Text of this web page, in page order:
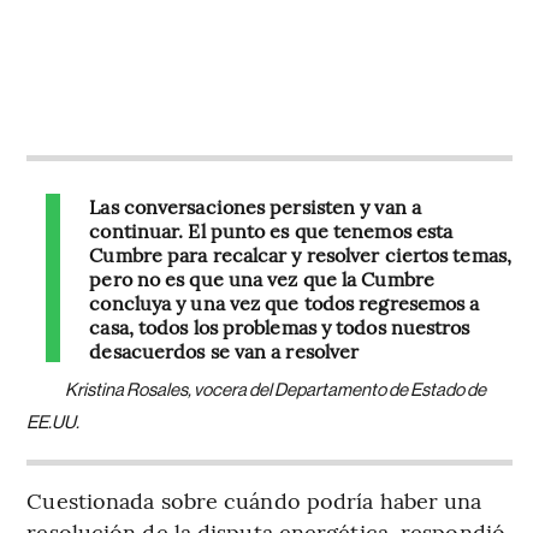
Las conversaciones persisten y van a
continuar. El punto es que tenemos esta
Cumbre para recalcar y resolver ciertos temas,
pero no es que una vez que la Cumbre
concluya y una vez que todos regresemos a
casa, todos los problemas y todos nuestros
desacuerdos se van a resolver
Kristina Rosales, vocera del Departamento de Estado de
EE.UU.
Cuestionada sobre cuándo podría haber una